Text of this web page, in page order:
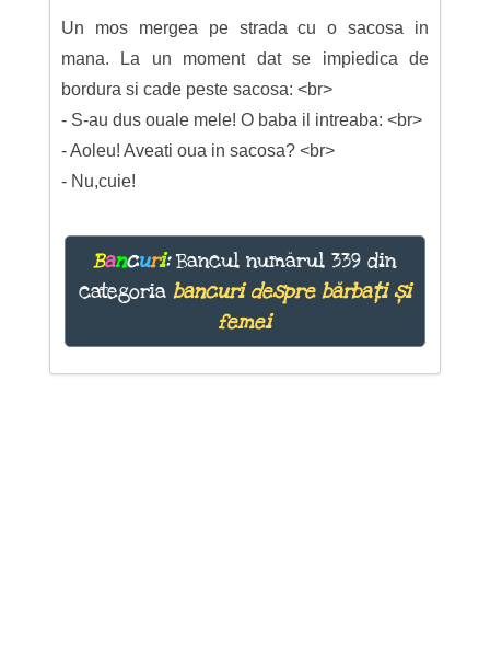
Un mos mergea pe strada cu o sacosa in
mana. La un moment dat se impiedica de
bordura si cade peste sacosa: <br>
- S-au dus ouale mele! O baba il intreaba: <br>
- Aoleu! Aveati oua in sacosa? <br>
- Nu,cuie!
Bancuri:Bancul numărul 339 din
categoria bancuri despre bărbați și
femei